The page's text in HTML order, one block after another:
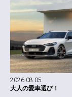
2026.08.05
大人の愛車選び！